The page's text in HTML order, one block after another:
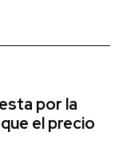
por la
el precio